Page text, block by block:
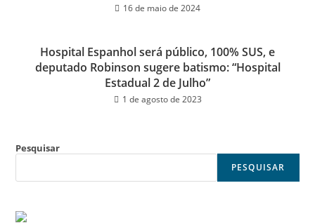
16 de maio de 2024
Hospital Espanhol será público, 100% SUS, e
deputado Robinson sugere batismo: “Hospital
Estadual 2 de Julho”
1 de agosto de 2023
Pesquisar
PESQUISAR